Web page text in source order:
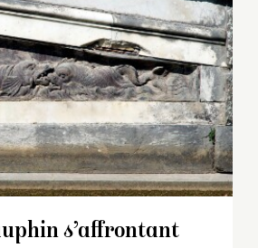
s’affrontant